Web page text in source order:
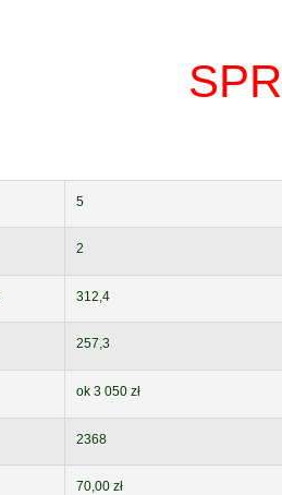
5
2
312,4
257,3
ok 3 050 zł
2368
70,00 zł